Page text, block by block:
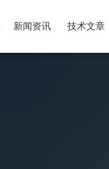
新闻资讯 技术文章